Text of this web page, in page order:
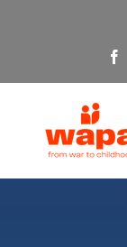
contenu